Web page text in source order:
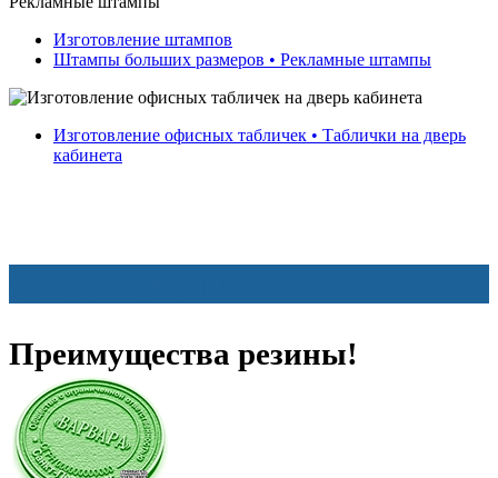
Изготовление штампов
Штампы больших размеров • Рекламные штампы
Изготовление офисных табличек • Таблички на дверь
кабинета
Преимущества резины!